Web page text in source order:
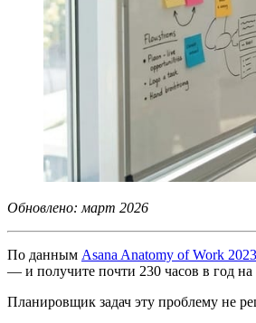
Обновлено: март 2026
По данным Asana Anatomy of Work 2023
— и получите почти 230 часов в год
Планировщик задач эту проблему не